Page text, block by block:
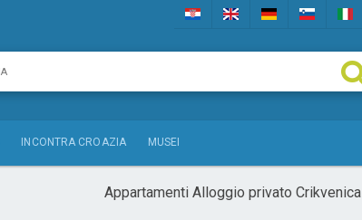
INCONTRA CROAZIA MUSEI
Appartamenti Alloggio privato Crikvenica